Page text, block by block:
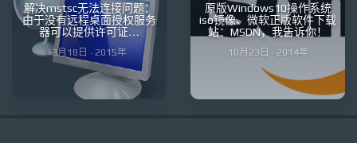
解决mstsc无法连接问题：
由于没有远程桌面授权服务
器可以提供许可证…
3月18日 · 2015年
原版Windows10操作系统
iso镜像、微软正版软件下载
站：MSDN，我告诉你！
10月23日 · 2014年